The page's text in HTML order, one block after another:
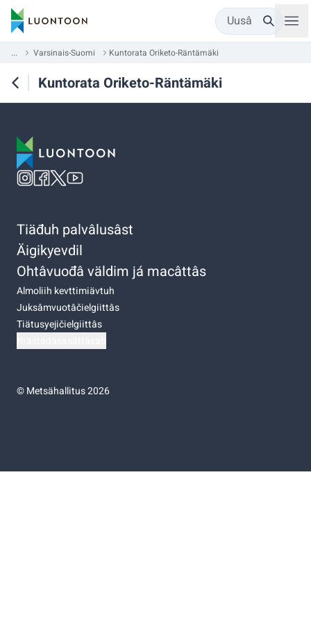
Uusâ
... Varsinais-Suomi Kuntorata Oriketo-Räntämäki
Kuntorata Oriketo-Räntämäki
Tiäđuh palvâlusâst
Äigikyevdil
Ohtâvuođâ väldim já macâttâs
Almoliih kevttimiävtuh
Juksâmvuotâčielgiittâs
Tiätusyejičielgiittâs
©Metsähallitus 2026